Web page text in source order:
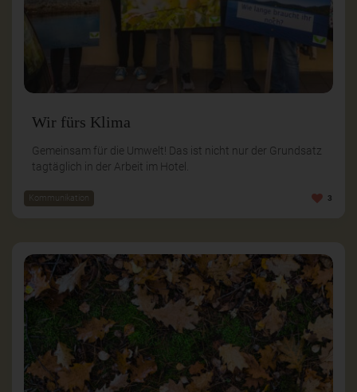
Wir fürs Klima
Gemeinsam für die Umwelt! Das ist nicht nur der Grundsatz
tagtäglich in der Arbeit im Hotel.
Kommunikation 3